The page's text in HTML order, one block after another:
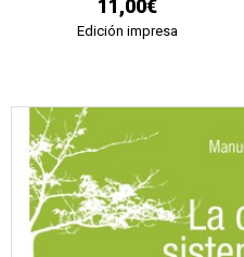
11,00€
Edición impresa